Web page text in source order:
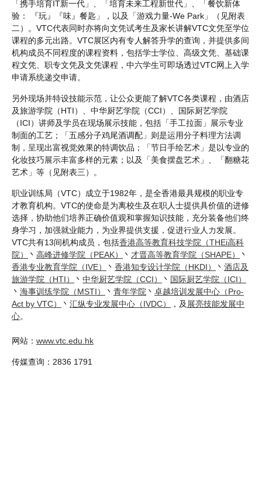
「携手培育IT新一代」、「培育未来工程新世代」、「餐饮新体
验： 『玩』『味』餐匙」，以及「游戏力量-We Park」（见附表
二）。VTC代表同时亦将向文凭试考生及家长讲解VTC文凭至学位
课程的多元出路。VTC展区内有专人解答升学的查询，并提供多间
机构成员不同程度的课程资料，包括学士学位、高级文凭、基础课
程文凭、职专文凭及文凭课程，中六学生可即场透过VTC网上入学
申请系统递交申请。
另外现场并特设技能示范，让公众更能了解VTC各类课程，由酒店
及旅游学院（HTI）、中华厨艺学院（CCI）、国际厨艺学院
（ICI）讲师及学员在现场展示技能，包括「手工拉面」展示专业
制面的工艺；「五感分子鸡尾酒调配」则是运用分子料理方法调
制，呈现出富视觉效果的特调饮品；「节日手绘艺术」是以专业的
化妆技巧展示丰富多样的元素；以及「美食摆盘艺术」、「翻糖花
艺术」等（见附表三）。
职业训练局（VTC）成立于1982年，是全香港最具规模的职业专
才教育机构。VTC的使命是为离校生及在职人士提供具价值的进修
选择，协助他们培养正确价值观和掌握知识技能，充分装备他们终
身学习，加强就业能力，为业界提供支援，促进行业人力发展。
VTC共有13间机构成员，包括香港高等教育科技学院（THEi高科
院）
丶 高峰进修学院（PEAK） 丶 才晋高等教育学院（SHAPE）
丶
香港专业教育学院（IVE）
丶 香港知专设计学院（HKDI） 丶 酒店及
旅游学院（HTI）
丶 中华厨艺学院（CCI） 丶 国际厨艺学院（ICI）
丶 海事训练学院（MSTI） 丶 青年学院 丶 卓越培训发展中心（Pro-
Act by VTC）
丶 汇纵专业发展中心（IVDC） ，及 展亮技能发展中
心。
网站： www.vtc.edu.hk
传媒查询：2836 1791